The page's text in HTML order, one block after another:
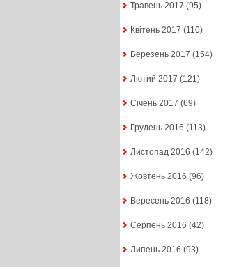
Травень 2017 (95)
Квітень 2017 (110)
Березень 2017 (154)
Лютий 2017 (121)
Січень 2017 (69)
Грудень 2016 (113)
Листопад 2016 (142)
Жовтень 2016 (96)
Вересень 2016 (118)
Серпень 2016 (42)
Липень 2016 (93)